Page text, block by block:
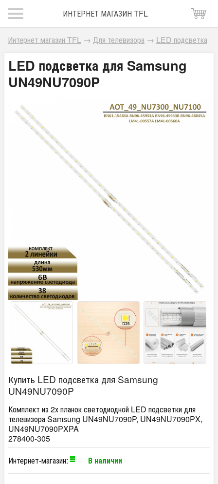
ИНТЕРНЕТ МАГАЗИН TFL
Интернет магазин TFL → Для телевизора → LED подсветка
LED подсветка для Samsung
UN49NU7090P
Купить LED подсветка для Samsung
UN49NU7090P
Комплект из 2х планок светодиодной LED подсветки для
телевизора Samsung UN49NU7090P, UN49NU7090PX,
UN49NU7090PXPA
278400-305
Интернет-магазин:
В наличии